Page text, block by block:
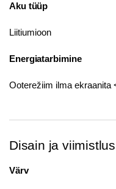
Aku tüüp
Liitiumioon
Energiatarbimine
Ooterežiim ilma ekraanita
Disain ja viimistlus
Värv